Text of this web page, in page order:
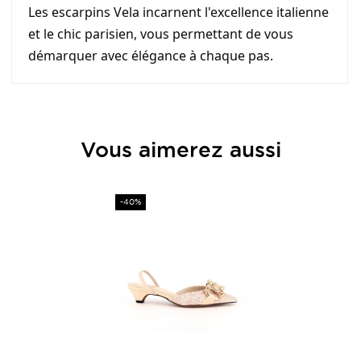
Les escarpins Vela incarnent l'excellence italienne
et le chic parisien, vous permettant de vous
démarquer avec élégance à chaque pas.
Hauteur Talon (en cm)
Vous aimerez aussi
-40%